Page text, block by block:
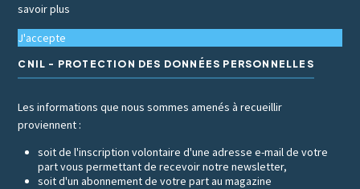
savoir plus
J'accepte
CNIL - PROTECTION DES DONNÉES PERSONNELLES
Les informations que nous sommes amenés à recueillir
proviennent :
soit de l'inscription volontaire d'une adresse e-mail de votre
part vous permettant de recevoir notre newsletter,
soit d'un abonnement de votre part au magazine